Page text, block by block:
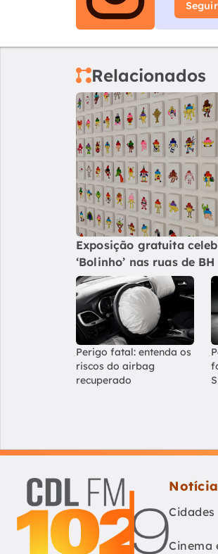
Relacionados
Exposição gratuita
‘Bolinho’ nas ruas de BH
Perigo fatal: entenda os
riscos do airbag
recuperado
Cidades
Cinema